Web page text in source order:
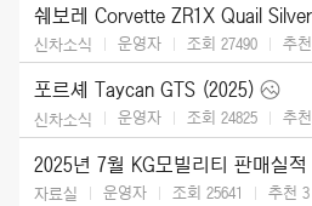
신차소식 운영자 조회 27490 추천
포르셰 Taycan GTS (2025)
신차소식 운영자 조회 24825 추천
2025년 7월 KG모빌리티 판매실적
자료실 운영자 조회 25641 추천 3